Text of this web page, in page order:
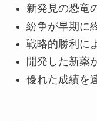
新発見の恐竜
紛争が早期に
戦略的勝利に
開発した新薬
優れた成績を